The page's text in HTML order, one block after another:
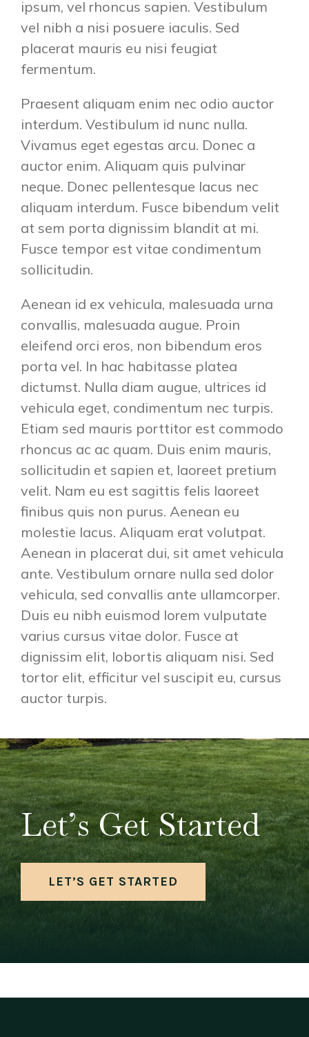
ipsum, vel rhoncus sapien. Vestibulum
vel nibh a nisi posuere iaculis. Sed
placerat mauris eu nisi feugiat
fermentum.
Praesent aliquam enim nec odio auctor
interdum. Vestibulum id nunc nulla.
Vivamus eget egestas arcu. Donec a
auctor enim. Aliquam quis pulvinar
neque. Donec pellentesque lacus nec
aliquam interdum. Fusce bibendum velit
at sem porta dignissim blandit at mi.
Fusce tempor est vitae condimentum
sollicitudin.
Aenean id ex vehicula, malesuada urna
convallis, malesuada augue. Proin
eleifend orci eros, non bibendum eros
porta vel. In hac habitasse platea
dictumst. Nulla diam augue, ultrices id
vehicula eget, condimentum nec turpis.
Etiam sed mauris porttitor est commodo
rhoncus ac ac quam. Duis enim mauris,
sollicitudin et sapien et, laoreet pretium
velit. Nam eu est sagittis felis laoreet
finibus quis non purus. Aenean eu
molestie lacus. Aliquam erat volutpat.
Aenean in placerat dui, sit amet vehicula
ante. Vestibulum ornare nulla sed dolor
vehicula, sed convallis ante ullamcorper.
Duis eu nibh euismod lorem vulputate
varius cursus vitae dolor. Fusce at
dignissim elit, lobortis aliquam nisi. Sed
tortor elit, efficitur vel suscipit eu, cursus
auctor turpis.
Let’s Get Started
LET’S GET STARTED